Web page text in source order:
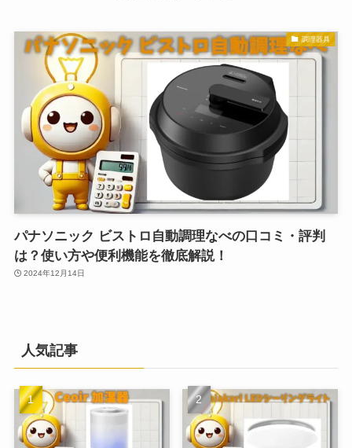
調理器具
パナソニック ビストロ自動調理なべの口コミ・評判
は？使い方や便利機能を徹底解説！
2024年12月14日
人気記事